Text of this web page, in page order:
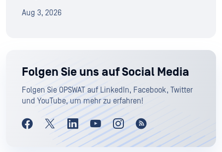
Aug 3, 2026
Folgen Sie uns auf Social Media
Folgen Sie OPSWAT auf LinkedIn, Facebook, Twitter
und YouTube, um mehr zu erfahren!